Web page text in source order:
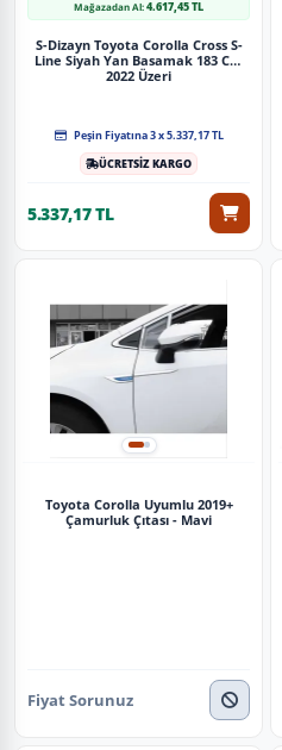
Mağazadan Al:4.617,45 TL
S-Dizayn Toyota Corolla Cross S-
Line Siyah Yan Basamak 183 Cm
2022 Üzeri
Peşin Fiyatına 3 x 5.337,17 TL
ÜCRETSİZ KARGO
5.337,17 TL
Toyota Corolla Uyumlu 2019+
Çamurluk Çıtası - Mavi
Fiyat Sorunuz